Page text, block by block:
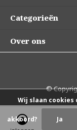
Categorieën
Over ons
©
Wij slaan
akkoord? Ja